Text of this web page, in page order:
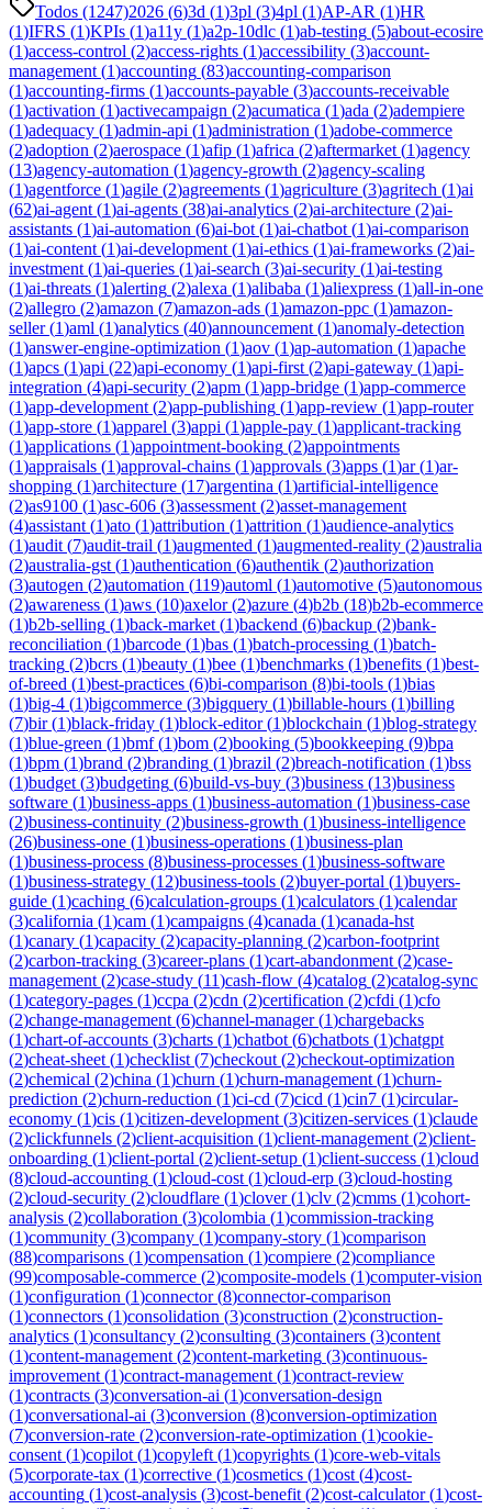
Todos (1247)2026 (6)3d (1)3pl (3)4pl (1)AP-AR (1)HR
(1)IFRS (1)KPIs (1)a11y (1)a2p-10dlc (1)ab-testing (5)about-ecosire
(1)access-control (2)access-rights (1)accessibility (3)account-
management (1)accounting (83)accounting-comparison
(1)accounting-firms (1)accounts-payable (3)accounts-receivable
(1)activation (1)activecampaign (2)acumatica (1)ada (2)adempiere
(1)adequacy (1)admin-api (1)administration (1)adobe-commerce
(2)adoption (2)aerospace (1)afip (1)africa (2)aftermarket (1)agency
(13)agency-automation (1)agency-growth (2)agency-scaling
(1)agentforce (1)agile (2)agreements (1)agriculture (3)agritech (1)ai
(62)ai-agent (1)ai-agents (38)ai-analytics (2)ai-architecture (2)ai-
assistants (1)ai-automation (6)ai-bot (1)ai-chatbot (1)ai-comparison
(1)ai-content (1)ai-development (1)ai-ethics (1)ai-frameworks (2)ai-
investment (1)ai-queries (1)ai-search (3)ai-security (1)ai-testing
(1)ai-threats (1)alerting (2)alexa (1)alibaba (1)aliexpress (1)all-in-one
(2)allegro (2)amazon (7)amazon-ads (1)amazon-ppc (1)amazon-
seller(1)aml (1)analytics (40)announcement (1)anomaly-detection
(1)answer-engine-optimization (1)aov (1)ap-automation (1)apache
(1)apcs (1)api (22)api-economy (1)api-first (2)api-gateway (1)api-
integration (4)api-security (2)apm (1)app-bridge (1)app-commerce
(1)app-development (2)app-publishing (1)app-review (1)app-router
(1)app-store (1)apparel (3)appi (1)apple-pay (1)applicant-tracking
(1)applications (1)appointment-booking (2)appointments
(1)appraisals (1)approval-chains (1)approvals (3)apps (1)ar(1)ar-
shopping (1)architecture (17)argentina (1)artificial-intelligence
(2)as9100 (1)asc-606 (3)assessment (2)asset-management
(4)assistant (1)ato (1)attribution (1)attrition (1)audience-analytics
(1)audit (7)audit-trail (1)augmented (1)augmented-reality (2)australia
(2)australia-gst (1)authentication (6)authentik (2)authorization
(3)autogen (2)automation (119)automl (1)automotive (5)autonomous
(2)awareness (1)aws (10)axelor(2)azure (4)b2b (18)b2b-ecommerce
(1)b2b-selling (1)back-market (1)backend (6)backup (2)bank-
reconciliation (1)barcode (1)bas (1)batch-processing (1)batch-
tracking (2)bcrs (1)beauty (1)bee (1)benchmarks (1)benefits (1)best-
of-breed (1)best-practices (6)bi-comparison (8)bi-tools (1)bias
(1)big-4 (1)bigcommerce (3)bigquery (1)billable-hours (1)billing
(7)bir(1)black-friday (1)block-editor(1)blockchain (1)blog-strategy
(1)blue-green (1)bmf(1)bom (2)booking (5)bookkeeping (9)bpa
(1)bpm (1)brand (2)branding (1)brazil (2)breach-notification (1)bss
(1)budget (3)budgeting (6)build-vs-buy (3)business (13)business
software (1)business-apps (1)business-automation (1)business-case
(2)business-continuity (2)business-growth (1)business-intelligence
(26)business-one (1)business-operations (1)business-plan
(1)business-process (8)business-processes (1)business-software
(1)business-strategy (12)business-tools (2)buyer-portal (1)buyers-
guide (1)caching (6)calculation-groups (1)calculators (1)calendar
(3)california (1)cam (1)campaigns (4)canada (1)canada-hst
(1)canary (1)capacity (2)capacity-planning (2)carbon-footprint
(2)carbon-tracking (3)career-plans (1)cart-abandonment (2)case-
management (2)case-study (11)cash-flow (4)catalog (2)catalog-sync
(1)category-pages (1)ccpa (2)cdn (2)certification (2)cfdi (1)cfo
(2)change-management (6)channel-manager(1)chargebacks
(1)chart-of-accounts (3)charts (1)chatbot (6)chatbots (1)chatgpt
(2)cheat-sheet (1)checklist (7)checkout (2)checkout-optimization
(2)chemical (2)china (1)churn (1)churn-management (1)churn-
prediction (2)churn-reduction (1)ci-cd (7)cicd (1)cin7 (1)circular-
economy (1)cis (1)citizen-development (3)citizen-services (1)claude
(2)clickfunnels (2)client-acquisition (1)client-management (2)client-
onboarding (1)client-portal (2)client-setup (1)client-success (1)cloud
(8)cloud-accounting (1)cloud-cost (1)cloud-erp (3)cloud-hosting
(2)cloud-security (2)cloudflare (1)clover(1)clv (2)cmms (1)cohort-
analysis (2)collaboration (3)colombia (1)commission-tracking
(1)community (3)company (1)company-story (1)comparison
(88)comparisons (1)compensation (1)compiere (2)compliance
(99)composable-commerce (2)composite-models (1)computer-vision
(1)configuration (1)connector(8)connector-comparison
(1)connectors (1)consolidation (3)construction (2)construction-
analytics (1)consultancy (2)consulting (3)containers (3)content
(1)content-management (2)content-marketing (3)continuous-
improvement (1)contract-management (1)contract-review
(1)contracts (3)conversation-ai (1)conversation-design
(1)conversational-ai (3)conversion (8)conversion-optimization
(7)conversion-rate (2)conversion-rate-optimization (1)cookie-
consent (1)copilot (1)copyleft (1)copyrights (1)core-web-vitals
(5)corporate-tax (1)corrective (1)cosmetics (1)cost (4)cost-
accounting (1)cost-analysis (3)cost-benefit (2)cost-calculator(1)cost-